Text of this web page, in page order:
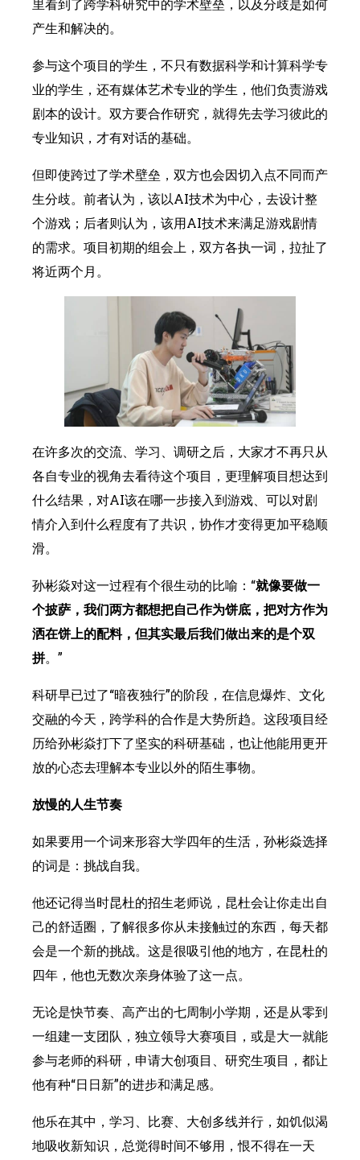
里看到了跨学科研究中的学术壁垒，以及分歧是如何
产生和解决的。
参与这个项目的学生，不只有数据科学和计算科学专
业的学生，还有媒体艺术专业的学生，他们负责游戏
剧本的设计。双方要合作研究，就得先去学习彼此的
专业知识，才有对话的基础。
但即使跨过了学术壁垒，双方也会因切入点不同而产
生分歧。前者认为，该以AI技术为中心，去设计整
个游戏；后者则认为，该用AI技术来满足游戏剧情
的需求。项目初期的组会上，双方各执一词，拉扯了
将近两个月。
在许多次的交流、学习、调研之后，大家才不再只从
各自专业的视角去看待这个项目，更理解项目想达到
什么结果，对AI该在哪一步接入到游戏、可以对剧
情介入到什么程度有了共识，协作才变得更加平稳顺
滑。
孙彬焱对这一过程有个很生动的比喻：“就像要做一
个披萨，我们两方都想把自己作为饼底，把对方作为
洒在饼上的配料，但其实最后我们做出来的是个双
拼。”
科研早已过了“暗夜独行”的阶段，在信息爆炸、文化
交融的今天，跨学科的合作是大势所趋。这段项目经
历给孙彬焱打下了坚实的科研基础，也让他能用更开
放的心态去理解本专业以外的陌生事物。
放慢的人生节奏
如果要用一个词来形容大学四年的生活，孙彬焱选择
的词是：挑战自我。
他还记得当时昆杜的招生老师说，昆杜会让你走出自
己的舒适圈，了解很多你从未接触过的东西，每天都
会是一个新的挑战。这是很吸引他的地方，在昆杜的
四年，他也无数次亲身体验了这一点。
无论是快节奏、高产出的七周制小学期，还是从零到
一组建一支团队，独立领导大赛项目，或是大一就能
参与老师的科研，申请大创项目、研究生项目，都让
他有种“日日新”的进步和满足感。
他乐在其中，学习、比赛、大创多线并行，如饥似渴
地吸收新知识，总觉得时间不够用，恨不得在一天